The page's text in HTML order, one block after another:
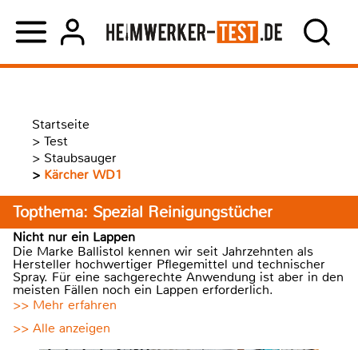
Startseite
> Test
> Staubsauger
> Kärcher WD1
Topthema: Spezial Reinigungstücher
Nicht nur ein Lappen
Die Marke Ballistol kennen wir seit Jahrzehnten als
Hersteller hochwertiger Pflegemittel und technischer
Spray. Für eine sachgerechte Anwendung ist aber in den
meisten Fällen noch ein Lappen erforderlich.
>> Mehr erfahren
>> Alle anzeigen